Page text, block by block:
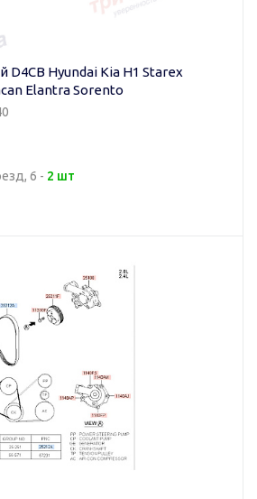
Hyundai Kia H1 Starex
Elantra Sorento
6 - 2 шт